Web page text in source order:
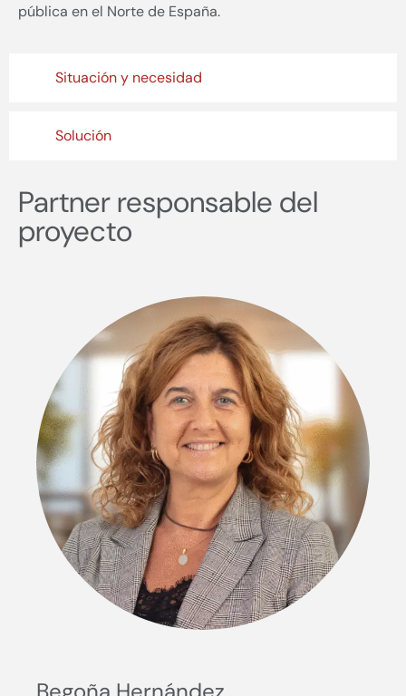
Situación y necesidad
Solución
pública en el Norte de España.
Partner responsable del
proyecto